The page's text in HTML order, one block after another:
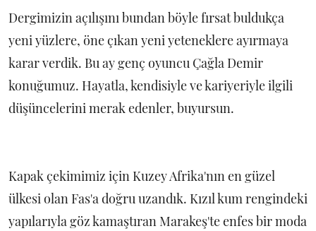
Dergimizin açılışını bundan böyle fırsat buldukça
yeni yüzlere, öne çıkan yeni yeteneklere ayırmaya
karar verdik. Bu ay genç oyuncu Çağla Demir
konuğumuz. Hayatla, kendisiyle ve kariyeriyle ilgili
düşüncelerini merak edenler, buyursun.
Kapak çekimimiz için Kuzey Afrika'nın en güzel
ülkesi olan Fas'a doğru uzandık. Kızıl kum rengindeki
yapılarıyla göz kamaştıran Marakeş'te enfes bir moda